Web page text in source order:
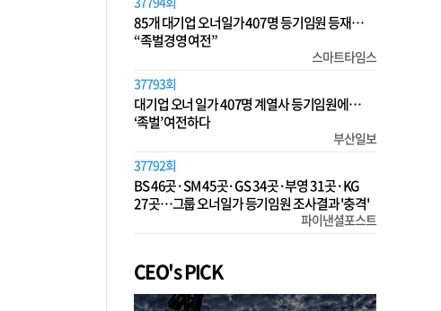
85개 대기업 오너일가 407명 등기임원 등재…
“족벌경영 여전”
스마트타임스
37793회
대기업 오너 일가 407명 계열사 등기임원에…
‘족벌’ 여전하다
부산일보
37792회
BS 46곳·SM 45곳·GS 34곳·부영 31곳·KG
27곳…그룹 오너일가 등기임원 조사결과 '충격'
파이낸셜포스트
CEO's PICK